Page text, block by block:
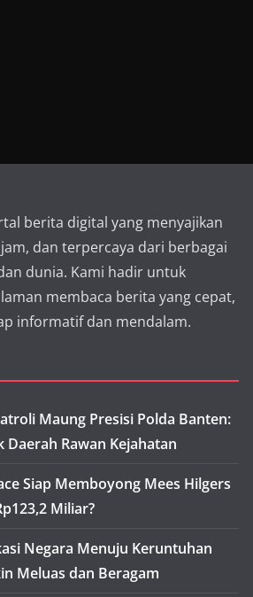
berita digital yang menyajikan
dan terpercaya dari berbagai
dunia. Kami hadir untuk
membaca berita yang cepat,
informatif dan mendalam.
Maung Presisi Polda Banten:
Rawan Kejahatan
Siap Memboyong Mees Hilgers
Miliar?
Negara Menuju Keruntuhan
Meluas dan Beragam